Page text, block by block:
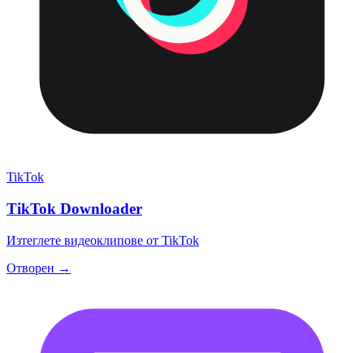
TikTok
TikTok Downloader
Изтеглете видеоклипове от TikTok
Отворен →